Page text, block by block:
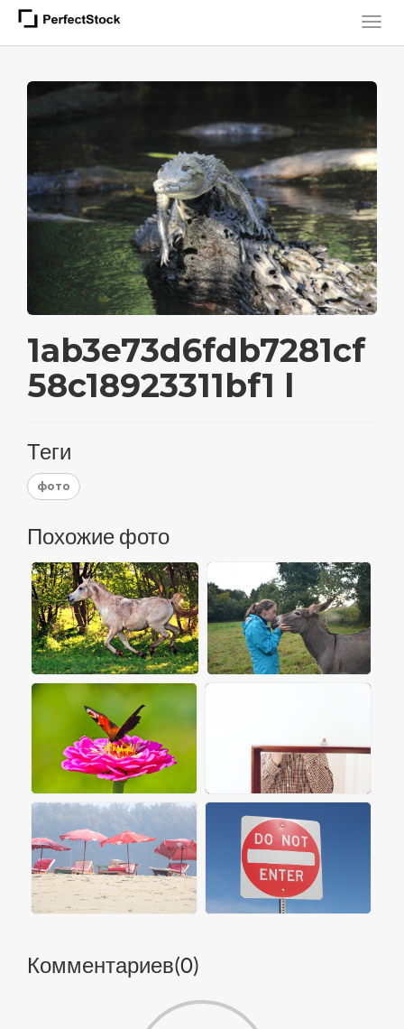
1ab3e73d6fdb7281cf
58c18923311bf1 l
Теги
фото
Похожие фото
Комментариев(0)